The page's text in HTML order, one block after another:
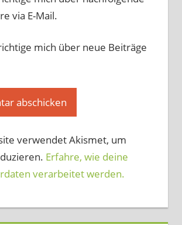
via E-Mail.
mich über neue Beiträge
verwendet Akismet, um
Erfahre, wie deine
verarbeitet werden.